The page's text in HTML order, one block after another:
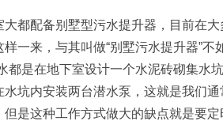
都配备别墅型污水提升器，目前在
一来，与其叫做“别墅污水提升器”不
都是在地下室设计一个水泥砖砌集水
坑内安装两台潜水泵，这就是我们
是这种工作方式做大的缺点就是要